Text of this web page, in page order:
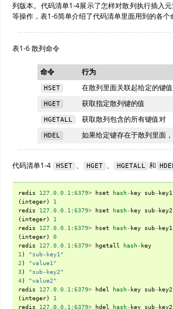
列版本。代码清单1-4展示了怎样对散列执行插入
等操作，表1-6简单介绍了代码清单里面用到的各个
表1-6 散列命令
命令 行为
HSET 在散列里面关联起给定的键
HGET 获取指定散列键的值
HGETALL 获取散列包含的所有键值对
HDEL 如果给定键存在于散列里面
代码清单1-4 HSET 、 HGET 、 HGETALL 和 HDEL
redis 127.0.0.1 :6379> hset hash- key sub- key1
(integer) 1
redis
127.0.0.1 :6379> hset hash- key sub- key2
(integer) 1
redis
127.0.0.1 :6379> hset hash- key sub- key1
(integer) 0
redis
127.0.0.1 :6379> hgetall hash- key
1 ) "sub-key1"
2 ) "value1"
3) "sub-key2"
4) "value2"
redis
127.0.0.1 :6379> hdel hash- key sub- key2
(integer) 1
redis
127.0.0.1 :6379> hdel hash- key sub- key2